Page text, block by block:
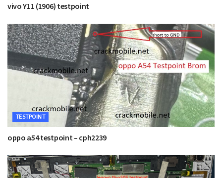
vivo Y11 (1906) testpoint
TESTPOINT
oppo a54 testpoint – cph2239